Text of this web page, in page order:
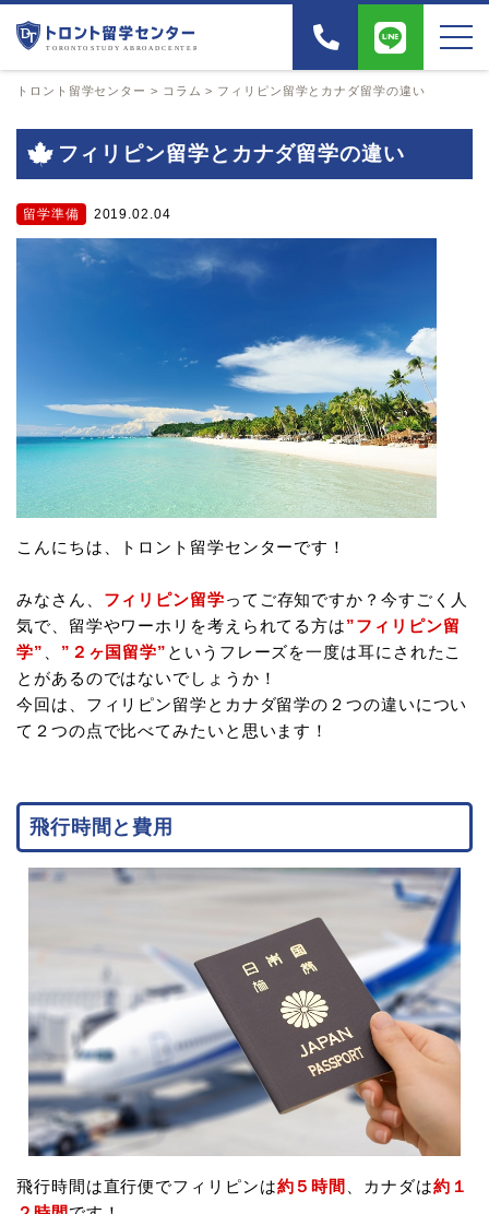
トロント留学センター > コラム > フィリピン留学とカナダ留学の違い
フィリピン留学とカナダ留学の違い
留学準備 2019.02.04
こんにちは、トロント留学センターです！
みなさん、 フィリピン留学ってご存知ですか？今すごく人
気で、留学やワーホリを考えられてる方は”フィリピン留
学”
”２ヶ国留学” というフレーズを一度は耳にされたこ
とがあるのではないでしょうか！
今回は、フィリピン留学とカナダ留学の２つの違いについ
て２つの点で比べてみたいと思います！
飛行時間と費用
飛行時間は直行便でフィリピンは約５時間 、カナダは約１